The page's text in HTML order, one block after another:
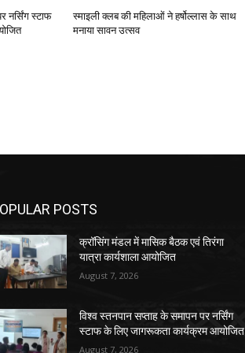
नर्सिंग स्टाफ
स्माइली क्लब की महिलाओं ने हर्षोल्लास के साथ
मनाया सावन उत्सव
POSTS
क्रॉसिंग मंडल में मासिक बैठक एवं तिरंगा
यात्रा कार्यशाला आयोजित
August 7, 2026
विश्व स्तनपान सप्ताह के समापन पर नर्सिंग
स्टाफ के लिए जागरूकता कार्यक्रम आयोजित
August 7, 2026